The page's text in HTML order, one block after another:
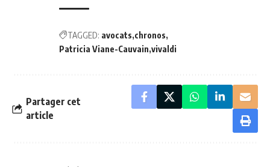
TAGGED: avocats chronos
Patricia Viane-Cauvain vivaldi
Partager cet
article